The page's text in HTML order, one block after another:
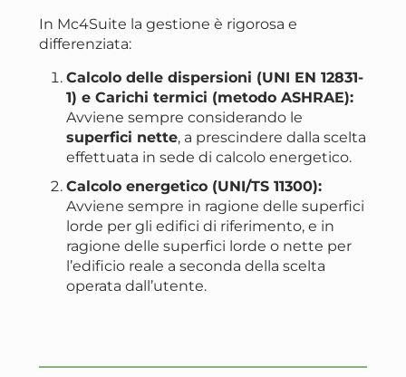
In Mc4Suite la gestione è rigorosa e
differenziata:
Calcolo delle dispersioni (UNI EN 12831-
1) e Carichi termici (metodo ASHRAE):
Avviene sempre considerando le
superfici nette, a prescindere dalla scelta
effettuata in sede di calcolo energetico.
Calcolo energetico (UNI/TS 11300):
Avviene sempre in ragione delle superfici
lorde per gli edifici di riferimento, e in
ragione delle superfici lorde o nette per
l’edificio reale a seconda della scelta
operata dall’utente.